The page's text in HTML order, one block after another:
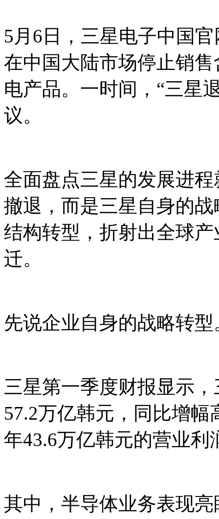
5月6日，三星电子中国
在中国大陆市场停止销
电产品。一时间，“三星
议。
全面盘点三星的发展进
撤退，而是三星自身的
结构转型，折射出全球
迁。
先说企业自身的战略转型
三星第一季度财报显示
57.2万亿韩元，同比增幅
年43.6万亿韩元的营业利
其中，半导体业务表现